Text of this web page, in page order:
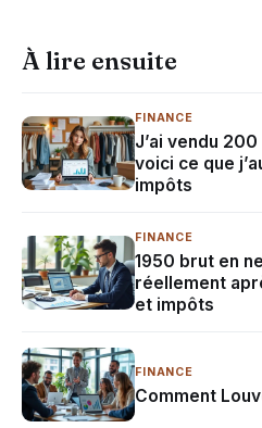
À lire ensuite
FINANCE
J’ai vendu
voici ce que
impôts
FINANCE
1950 brut en
réellement
et impôts
FINANCE
Comment